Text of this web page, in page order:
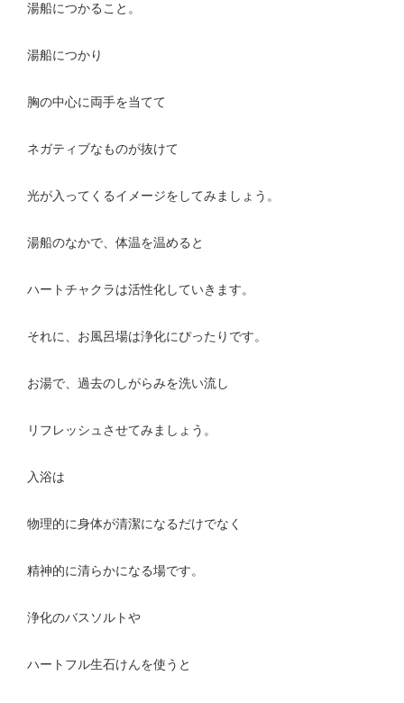
湯船につかること。
湯船につかり
胸の中心に両手を当てて
ネガティブなものが抜けて
光が入ってくるイメージをしてみましょう。
湯船のなかで、体温を温めると
ハートチャクラは活性化していきます。
それに、お風呂場は浄化にぴったりです。
お湯で、過去のしがらみを洗い流し
リフレッシュさせてみましょう。
入浴は
物理的に身体が清潔になるだけでなく
精神的に清らかになる場です。
浄化のバスソルトや
ハートフル生石けんを使うと